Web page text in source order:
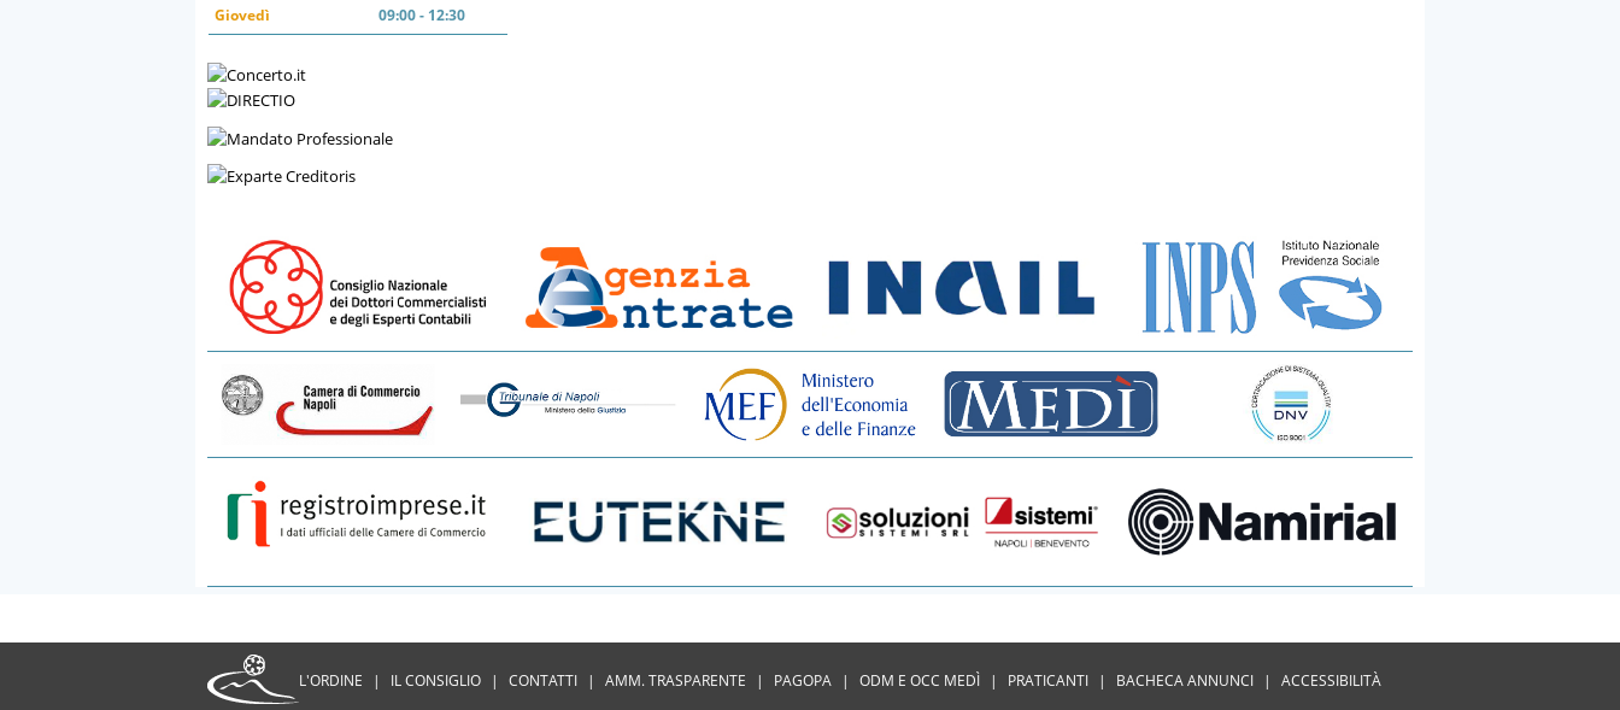
Giovedì 09:00 - 12:30
L'ORDINE | IL CONSIGLIO | CONTATTI | AMM. TRASPARENTE | PAGOPA | ODM E OCC MEDÌ | PRATICANTI | BACHECA ANNUNCI | ACCESSIBILITÀ